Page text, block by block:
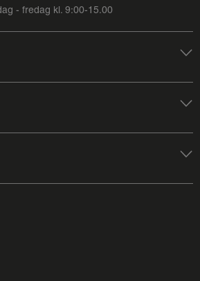
- fredag kl. 9:00-15.00